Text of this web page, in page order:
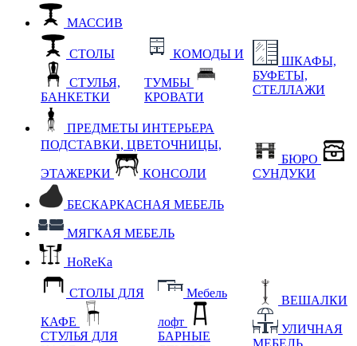
МАССИВ
СТОЛЫ
СТУЛЬЯ,
БАНКЕТКИ
КОМОДЫ И
ТУМБЫ
КРОВАТИ
ШКАФЫ,
БУФЕТЫ,
СТЕЛЛАЖИ
ПРЕДМЕТЫ ИНТЕРЬЕРА
ПОДСТАВКИ, ЦВЕТОЧНИЦЫ,
ЭТАЖЕРКИ КОНСОЛИ
БЮРО
СУНДУКИ
БЕСКАРКАСНАЯ МЕБЕЛЬ
МЯГКАЯ МЕБЕЛЬ
HoReKa
СТОЛЫ ДЛЯ
КАФЕ
СТУЛЬЯ ДЛЯ
Мебель
лофт
БАРНЫЕ
ВЕШАЛКИ
УЛИЧНАЯ